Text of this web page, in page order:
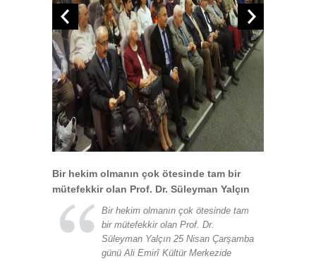
Bir hekim olmanın çok ötesinde tam bir
mütefekkir olan Prof. Dr. Süleyman Yalçın
Bir hekim olmanın çok ötesinde tam
bir mütefekkir olan Prof. Dr.
Süleyman Yalçın 25 Nisan Çarşamba
günü Ali Emirî Kültür Merkezide